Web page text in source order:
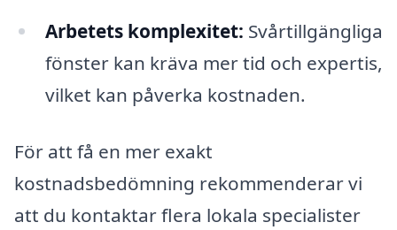
Arbetets komplexitet: Svårtillgängliga
fönster kan kräva mer tid och expertis,
vilket kan påverka kostnaden.
För att få en mer exakt
kostnadsbedömning rekommenderar vi
att du kontaktar flera lokala specialister